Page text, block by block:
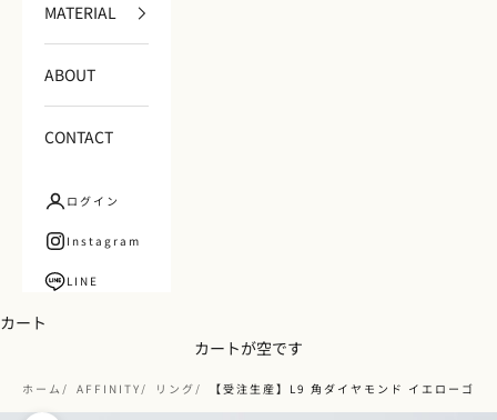
MATERIAL
ABOUT
CONTACT
ログイン
Instagram
LINE
カート
カートが空です
ホーム AFFINITY リング 【受注生産】L9 角ダイヤモンド イエローゴ